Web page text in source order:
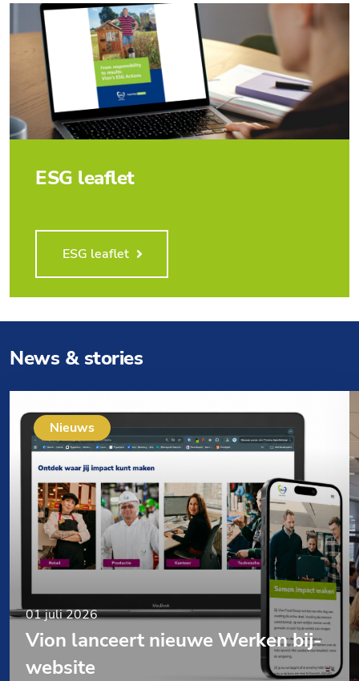
ESG leaflet
ESG leaflet
News & stories
Nieuws
01 juli 2026
Vion lanceert nieuwe Werken bij-
website